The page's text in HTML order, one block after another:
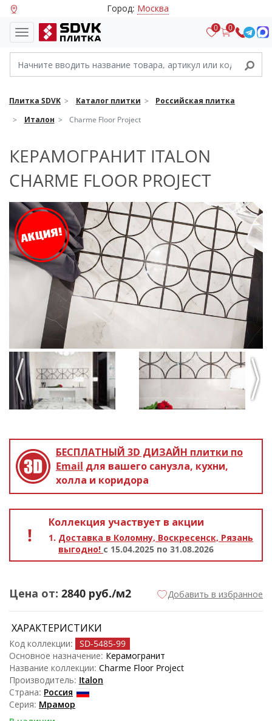
Город: Москва
0 0
Плитка SDVK Каталог плитки
Российская плитка
Италон
Charme Floor Project
КЕРАМОГРАНИТ ITALON
CHARME FLOOR PROJECT
Previous Next
БЕСПЛАТНЫЙ 3D ДИЗАЙН плитки по
Email для вашего санузла, кухни,
холла и коридора
Коллекция участвует в акции
Доставка в Коломну, Воскресенск, Рязань
выгодно! с 15.04.2025 по 31.08.2026
Цена от: 2840 руб./м2 Добавить в избранное
ХАРАКТЕРИСТИКИ
Код коллекции: SD-5485-99
Основное назначение: Керамогранит
Название коллекции: Charme Floor Project
Производитель: Italon
Страна: Россия
Серия: Мрамор